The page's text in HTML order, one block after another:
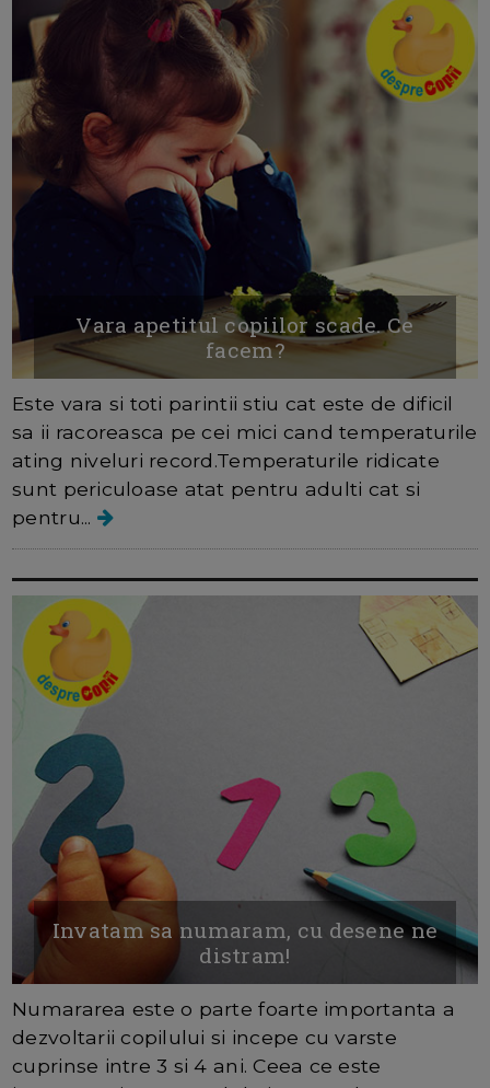
Vara apetitul copiilor scade. Ce
facem?
Este vara si toti parintii stiu cat este de dificil
sa ii racoreasca pe cei mici cand temperaturile
ating niveluri record.Temperaturile ridicate
sunt periculoase atat pentru adulti cat si
pentru...
Invatam sa numaram, cu desene ne
distram!
Numararea este o parte foarte importanta a
dezvoltarii copilului si incepe cu varste
cuprinse intre 3 si 4 ani. Ceea ce este